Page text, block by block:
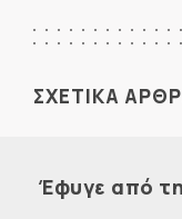
ΣΧΕΤΙΚΑ
Έφυγε από